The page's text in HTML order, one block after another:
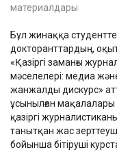
материалдары
Бұл жинаққа
докторанттардың,
«Қазіргі заманғы
мәселелері: медиа
жанжалды дискурс»
ұсынылған
қазіргі
танытқан жас
бойынша бітіруші